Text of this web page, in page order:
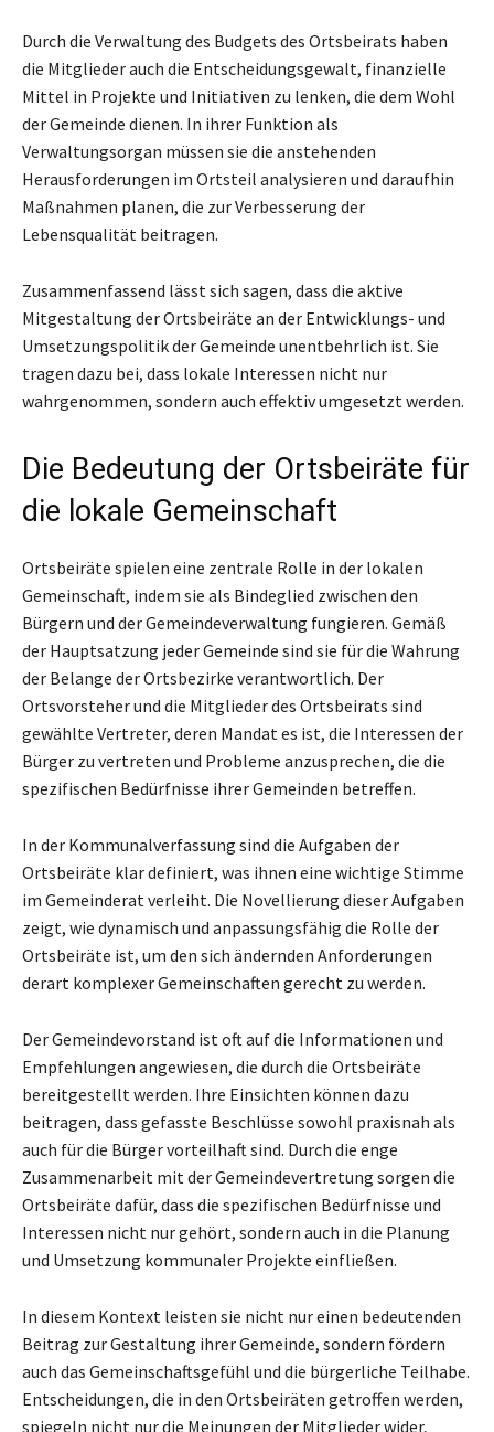
Durch die Verwaltung des Budgets des Ortsbeirats haben
die Mitglieder auch die Entscheidungsgewalt, finanzielle
Mittel in Projekte und Initiativen zu lenken, die dem Wohl
der Gemeinde dienen. In ihrer Funktion als
Verwaltungsorgan müssen sie die anstehenden
Herausforderungen im Ortsteil analysieren und daraufhin
Maßnahmen planen, die zur Verbesserung der
Lebensqualität beitragen.
Zusammenfassend lässt sich sagen, dass die aktive
Mitgestaltung der Ortsbeiräte an der Entwicklungs- und
Umsetzungspolitik der Gemeinde unentbehrlich ist. Sie
tragen dazu bei, dass lokale Interessen nicht nur
wahrgenommen, sondern auch effektiv umgesetzt werden.
Die Bedeutung der Ortsbeiräte für
die lokale Gemeinschaft
Ortsbeiräte spielen eine zentrale Rolle in der lokalen
Gemeinschaft, indem sie als Bindeglied zwischen den
Bürgern und der Gemeindeverwaltung fungieren. Gemäß
der Hauptsatzung jeder Gemeinde sind sie für die Wahrung
der Belange der Ortsbezirke verantwortlich. Der
Ortsvorsteher und die Mitglieder des Ortsbeirats sind
gewählte Vertreter, deren Mandat es ist, die Interessen der
Bürger zu vertreten und Probleme anzusprechen, die die
spezifischen Bedürfnisse ihrer Gemeinden betreffen.
In der Kommunalverfassung sind die Aufgaben der
Ortsbeiräte klar definiert, was ihnen eine wichtige Stimme
im Gemeinderat verleiht. Die Novellierung dieser Aufgaben
zeigt, wie dynamisch und anpassungsfähig die Rolle der
Ortsbeiräte ist, um den sich ändernden Anforderungen
derart komplexer Gemeinschaften gerecht zu werden.
Der Gemeindevorstand ist oft auf die Informationen und
Empfehlungen angewiesen, die durch die Ortsbeiräte
bereitgestellt werden. Ihre Einsichten können dazu
beitragen, dass gefasste Beschlüsse sowohl praxisnah als
auch für die Bürger vorteilhaft sind. Durch die enge
Zusammenarbeit mit der Gemeindevertretung sorgen die
Ortsbeiräte dafür, dass die spezifischen Bedürfnisse und
Interessen nicht nur gehört, sondern auch in die Planung
und Umsetzung kommunaler Projekte einfließen.
In diesem Kontext leisten sie nicht nur einen bedeutenden
Beitrag zur Gestaltung ihrer Gemeinde, sondern fördern
auch das Gemeinschaftsgefühl und die bürgerliche Teilhabe.
Entscheidungen, die in den Ortsbeiräten getroffen werden,
spiegeln nicht nur die Meinungen der Mitglieder wider,